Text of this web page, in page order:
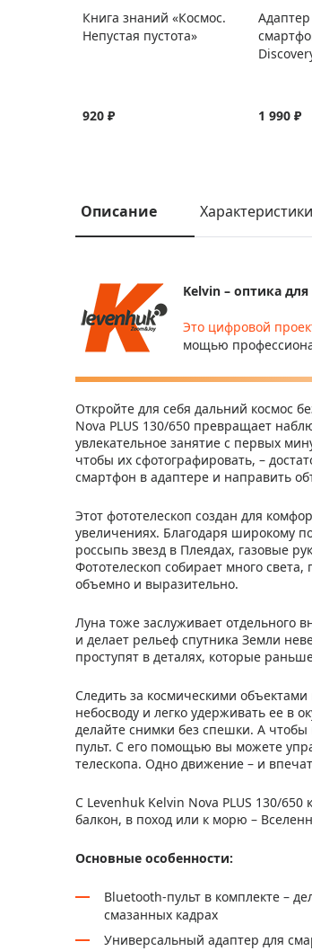
Книга знаний «Космос.
Непустая пустота»
920 ₽ 1 990 ₽
Описание Характеристики
Kelvin – оптика
Это цифровой
мощью
Откройте для себя дальний космос
Nova PLUS 130/650 превращает
увлекательное занятие с первых
чтобы их сфотографировать, –
смартфон в адаптере и направить
Этот фототелескоп создан для
увеличениях. Благодаря широкому
россыпь звезд в Плеядах, газовые
Фототелескоп собирает много
объемно и выразительно.
Луна тоже заслуживает отдельного
и делает рельеф спутника Земли
проступят в деталях, которые
Следить за космическими
небосводу и легко удерживать ее в
делайте снимки без спешки. А
пульт. С его помощью вы можете
телескопа. Одно движение – и
С Levenhuk Kelvin Nova PLUS 130/
балкон, в поход или к морю –
Основные особенности:
Bluetooth-пульт в комплекте –
смазанных кадрах
Универсальный адаптер для